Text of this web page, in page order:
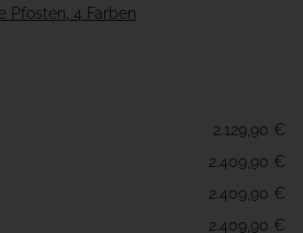
Pfosten, 4 Farben
2.129,90 €
2.409,90 €
2.409,90 €
2.409,90 €